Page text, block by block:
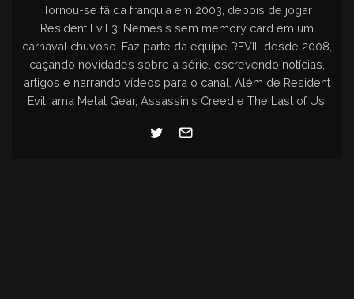
Tornou-se fã da franquia em 2003, depois de jogar
Resident Evil 3: Nemesis sem memory card em um
carnaval chuvoso. Faz parte da equipe REVIL desde 2008,
caçando novidades sobre a série, escrevendo notícias,
artigos e narrando vídeos para o canal. Além de Resident
Evil, ama Metal Gear, Assassin's Creed e The Last of Us.